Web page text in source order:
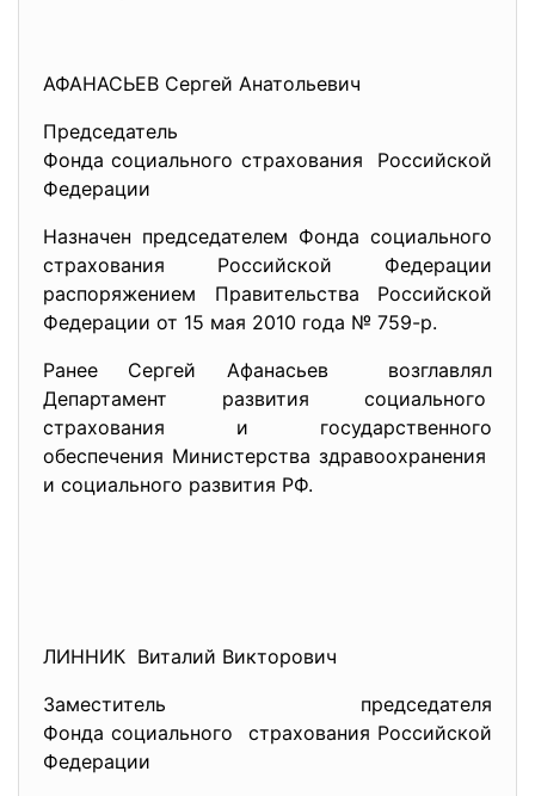
АФАНАСЬЕВ Сергей Анатольевич
Председатель
Фонда социального страхования Российской
Федерации
Назначен председателем Фонда социального
страхования Российской Федерации
распоряжением Правительства Российской
Федерации от 15 мая 2010 года № 759-р.
Ранее Сергей Афанасьев возглавлял
Департамент развития социального
страхования и государственного
обеспечения Министерства здравоохранения
и социального развития РФ.
ЛИННИК Виталий Викторович
Заместитель председателя
Фонда социального страхования Российской
Федерации